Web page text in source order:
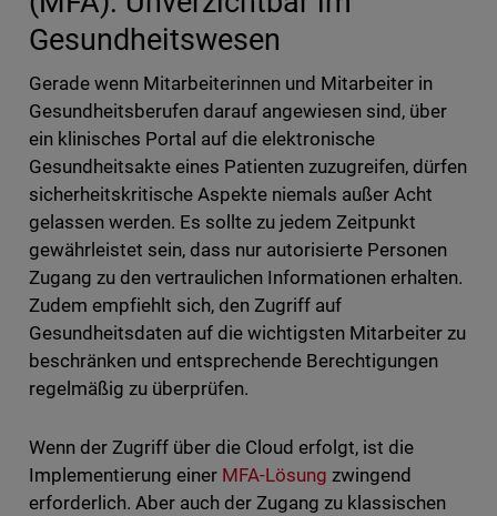
Gesundheitswesen
Gerade wenn Mitarbeiterinnen und Mitarbeiter in
Gesundheitsberufen darauf angewiesen sind, über
ein klinisches Portal auf die elektronische
Gesundheitsakte eines Patienten zuzugreifen, dürfen
sicherheitskritische Aspekte niemals außer Acht
gelassen werden. Es sollte zu jedem Zeitpunkt
gewährleistet sein, dass nur autorisierte Personen
Zugang zu den vertraulichen Informationen erhalten.
Zudem empfiehlt sich, den Zugriff auf
Gesundheitsdaten auf die wichtigsten Mitarbeiter zu
beschränken und entsprechende Berechtigungen
regelmäßig zu überprüfen.
Wenn der Zugriff über die Cloud erfolgt, ist die
Implementierung einer MFA-Lösung zwingend
erforderlich. Aber auch der Zugang zu klassischen